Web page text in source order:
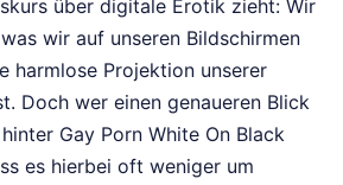
über digitale Erotik zieht: Wir
wir auf unseren Bildschirmen
harmlose Projektion unserer
Doch wer einen genaueren Blick
Gay Porn White On Black
es hierbei oft weniger um